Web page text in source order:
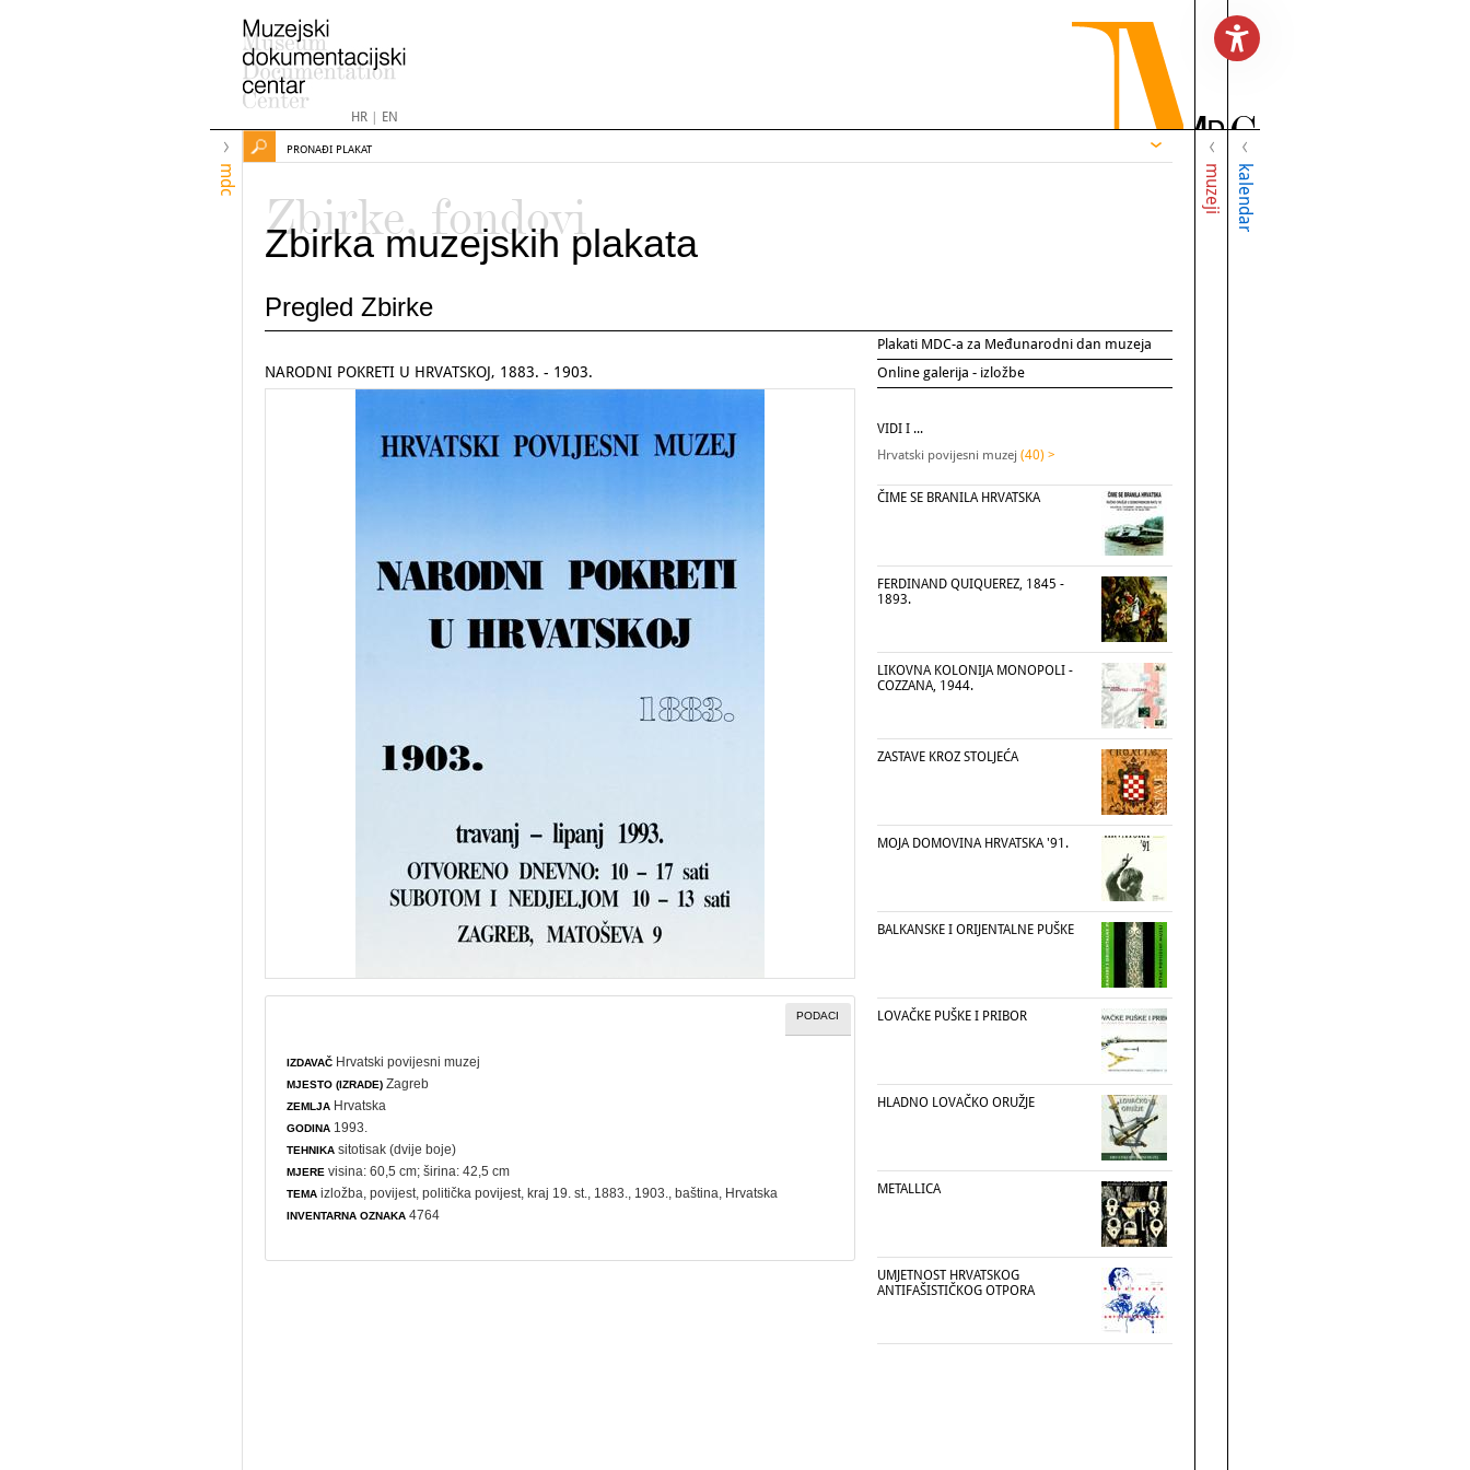
HR| EN
mdc muzeji kalendar
PRONAĐI PLAKAT
Zbirke, fondovi
Zbirka muzejskih plakata
Pregled Zbirke
Plakati MDC-a za Međunarodni dan muzeja
Online galerija - izložbe
NARODNI POKRETI U HRVATSKOJ, 1883. - 1903.
PODACI
IZDAVAČ Hrvatski povijesni muzej
MJESTO (IZRADE) Zagreb
ZEMLJA Hrvatska
GODINA 1993.
TEHNIKA sitotisak (dvije boje)
MJERE visina: 60,5 cm; širina: 42,5 cm
TEMA izložba ,povijest ,politička povijest , kraj 19. st., 1883., 1903.,baština , Hrvatska
INVENTARNA OZNAKA 4764
VIDI I ...
Hrvatski povijesni muzej (40) >
ČIME SE BRANILA HRVATSKA
FERDINAND QUIQUEREZ, 1845 -
1893.
LIKOVNA KOLONIJA MONOPOLI -
COZZANA, 1944.
ZASTAVE KROZ STOLJEĆA
MOJA DOMOVINA HRVATSKA '91.
BALKANSKE I ORIJENTALNE PUŠKE
LOVAČKE PUŠKE I PRIBOR
HLADNO LOVAČKO ORUŽJE
METALLICA
UMJETNOST HRVATSKOG
ANTIFAŠISTIČKOG OTPORA